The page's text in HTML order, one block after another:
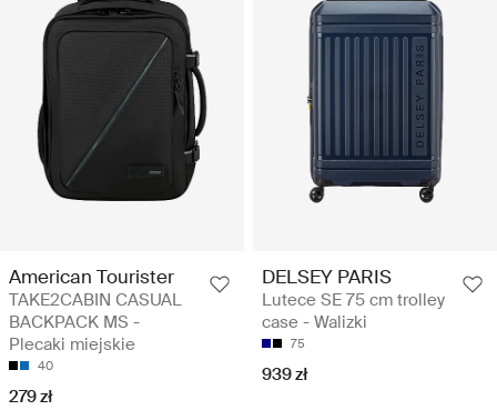
American Tourister
TAKE2CABIN CASUAL
BACKPACK MS -
Plecaki miejskie
40
279 zł
DELSEY PARIS
Lutece SE 75 cm trolley
case - Walizki
75
939 zł